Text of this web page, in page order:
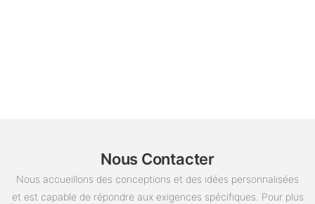
Nous Contacter
Nous accueillons des conceptions et des idées personnalisées
et est capable de répondre aux exigences spécifiques. Pour plus